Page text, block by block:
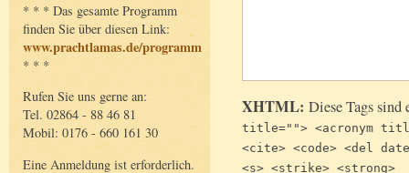
* * * Das gesamte Programm
finden Sie über diesen Link:
www.prachtlamas.de/programm
* * *
Rufen Sie uns gerne an:
Tel. 02864 - 88 46 81
Mobil: 0176 - 660 161 30
Eine Anmeldung ist erforderlich.
XHTML: Diese Tags
title=""> <acronym
<cite> <code> <del
<s> <strike> <strong>